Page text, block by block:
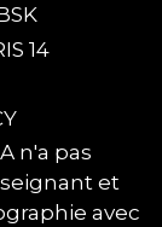
14
n'a pas
et
avec